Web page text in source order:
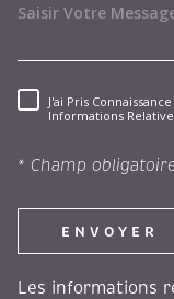
J'ai Pris
Informations
* Champ
ENVOYER
Les informations